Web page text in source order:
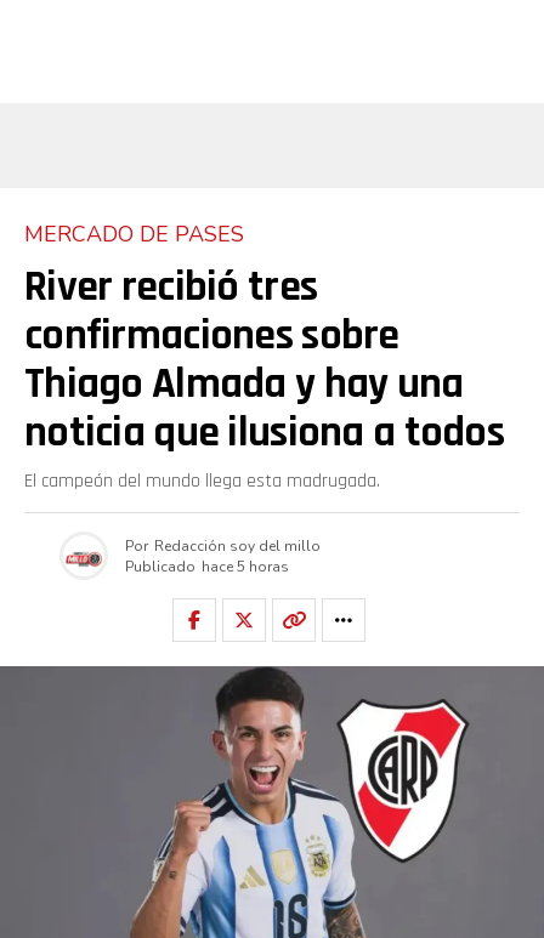
MERCADO DE PASES
River recibió tres
confirmaciones sobre
Thiago Almada y hay una
noticia que ilusiona a todos
El campeón del mundo llega esta madrugada.
Por Redacción soy del millo
Publicado hace 5 horas